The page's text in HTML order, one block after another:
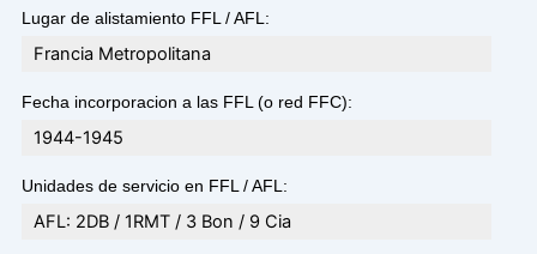
Lugar de alistamiento FFL / AFL:
Francia Metropolitana
Fecha incorporacion a las FFL (o red FFC):
1944-1945
Unidades de servicio en FFL / AFL:
AFL: 2DB / 1RMT / 3 Bon / 9 Cia